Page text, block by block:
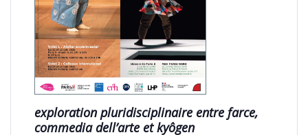
exploration pluridisciplinaire entre farce,
commedia dell’arte et kyôgen